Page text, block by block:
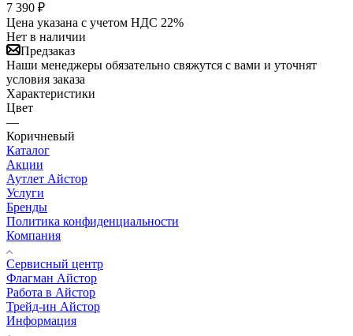
7 390 ₽
Цена указана с учетом НДС 22%
Нет в наличии
Предзаказ
Наши менеджеры обязательно свяжутся с вами и уточнят
условия заказа
Характеристики
Цвет
—
Коричневый
Каталог
Акции
Аутлет Айстор
Услуги
Бренды
Политика конфиденциальности
Компания
Сервисный центр
Флагман Айстор
Работа в Айстор
Трейд-ин Айстор
Информация